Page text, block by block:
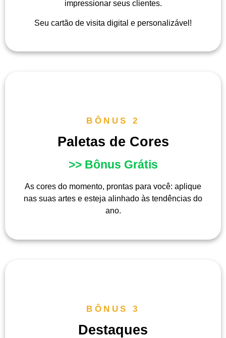
impressionar seus clientes.
Seu cartão de visita digital e personalizável!
BÔNUS 2
Paletas de Cores
>> Bônus Grátis
As cores do momento, prontas para você: aplique
nas suas artes e esteja alinhado às tendências do
ano.
BÔNUS 3
Destaques